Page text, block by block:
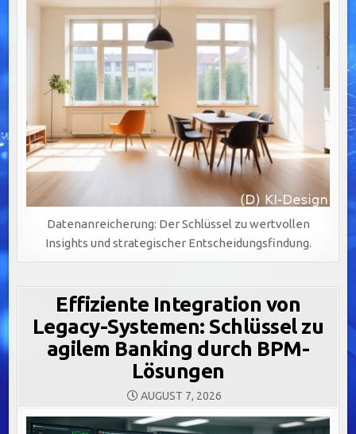
Datenanreicherung: Der Schlüssel zu wertvollen
Insights und strategischer Entscheidungsfindung.
Effiziente Integration von
Legacy-Systemen: Schlüssel zu
agilem Banking durch BPM-
Lösungen
AUGUST 7, 2026